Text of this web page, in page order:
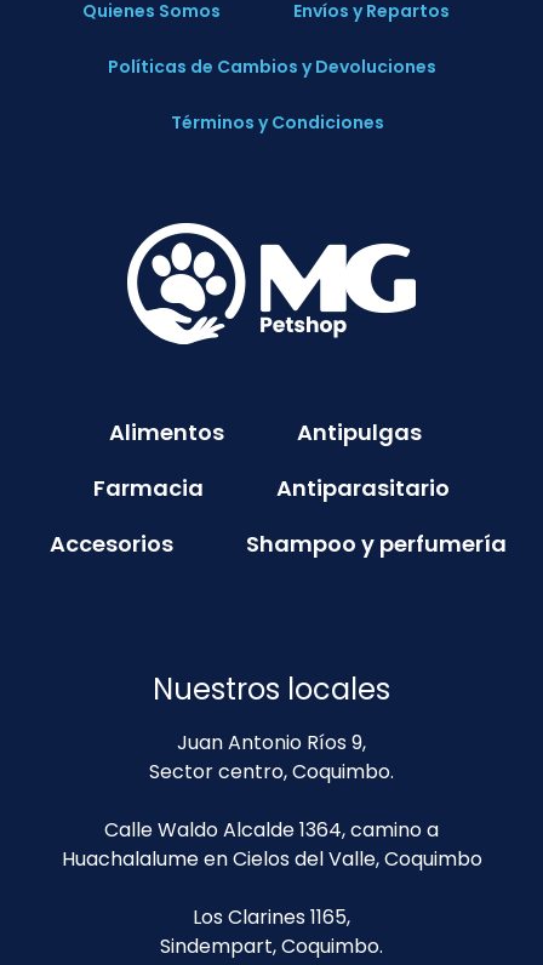
Quienes Somos Envíos y Repartos
Políticas de Cambios y Devoluciones
Términos y Condiciones
Alimentos
Antipulgas
Farmacia
Antiparasitario
Accesorios
Shampoo y perfumería
Nuestros locales
Juan Antonio Ríos 9,
Sector centro, Coquimbo.
Calle Waldo Alcalde 1364, camino a
Huachalalume en Cielos del Valle, Coquimbo
Los Clarines 1165,
Sindempart, Coquimbo.